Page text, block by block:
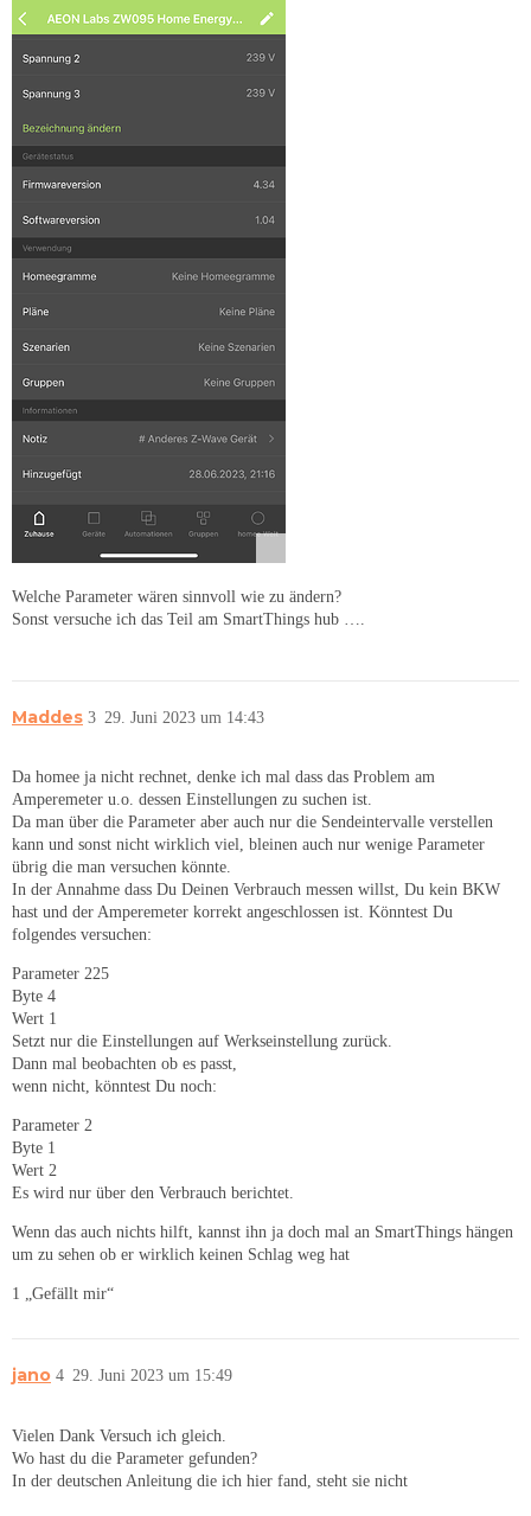
Welche Parameter wären sinnvoll wie zu ändern?
Sonst versuche ich das Teil am SmartThings hub ….
Maddes 29. Juni 2023 um 14:43
3
Da homee ja nicht rechnet, denke ich mal dass das Problem am
Amperemeter u.o. dessen Einstellungen zu suchen ist.
Da man über die Parameter aber auch nur die Sendeintervalle verstellen
kann und sonst nicht wirklich viel, bleinen auch nur wenige Parameter
übrig die man versuchen könnte.
In der Annahme dass Du Deinen Verbrauch messen willst, Du kein BKW
hast und der Amperemeter korrekt angeschlossen ist. Könntest Du
folgendes versuchen:
Parameter 225
Byte 4
Wert 1
Setzt nur die Einstellungen auf Werkseinstellung zurück.
Dann mal beobachten ob es passt,
wenn nicht, könntest Du noch:
Parameter 2
Byte 1
Wert 2
Es wird nur über den Verbrauch berichtet.
Wenn das auch nichts hilft, kannst ihn ja doch mal an SmartThings hängen
um zu sehen ob er wirklich keinen Schlag weg hat
1 „Gefällt mir“
jano 29. Juni 2023 um 15:49
4
Vielen Dank Versuch ich gleich.
Wo hast du die Parameter gefunden?
In der deutschen Anleitung die ich hier fand, steht sie nicht